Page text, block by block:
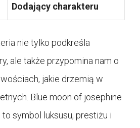
Dodający charakteru
nie tylko podkreśla
ale także przypomina nam o
jakie drzemią w
Blue moon of josephine
symbol luksusu, prestiżu i